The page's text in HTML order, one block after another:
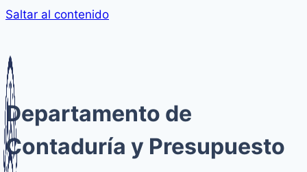
Saltar al contenido
Departamento de
Contaduría y Presupuesto